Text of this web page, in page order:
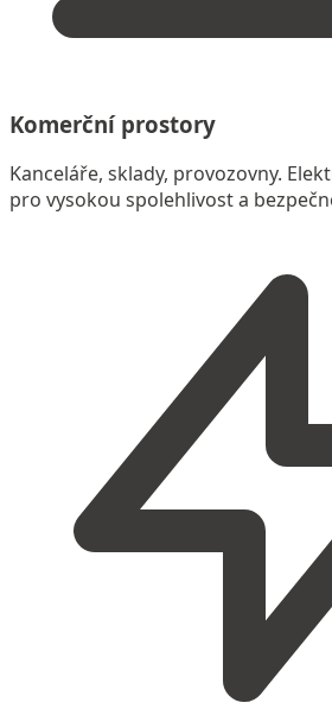
Komerční prostory
Kanceláře, sklady, provozovny.
pro vysokou spolehlivost a